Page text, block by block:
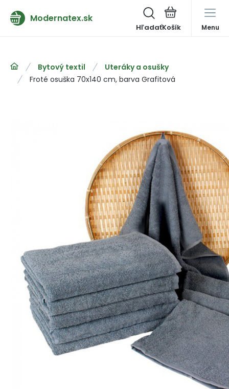
Modernatex.sk
Hľadať Menu
Bytový textil
Uteráky a osušky
Froté osuška 70x140 cm, barva Grafitová